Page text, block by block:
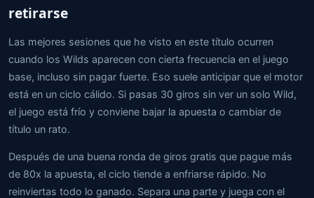
retirarse
Las mejores sesiones que he visto en este título ocurren
cuando los Wilds aparecen con cierta frecuencia en el juego
base, incluso sin pagar fuerte. Eso suele anticipar que el motor
está en un ciclo cálido. Si pasas 30 giros sin ver un solo Wild,
el juego está frío y conviene bajar la apuesta o cambiar de
título un rato.
Después de una buena ronda de giros gratis que pague más
de 80x la apuesta, el ciclo tiende a enfriarse rápido. No
reinviertas todo lo ganado. Separa una parte y juega con el